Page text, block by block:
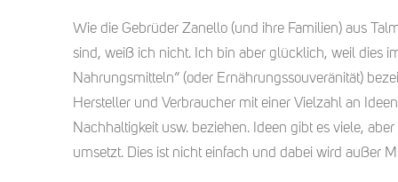
Wie die Gebrüder Zanello (und ihre Familien) aus
sind, weiß ich nicht. Ich bin aber glücklich, weil dies
Nahrungsmitteln“ (oder Ernährungssouveränität)
Hersteller und Verbraucher mit einer Vielzahl an
Nachhaltigkeit usw. beziehen. Ideen gibt es viele,
umsetzt. Dies ist nicht einfach und dabei wird außer